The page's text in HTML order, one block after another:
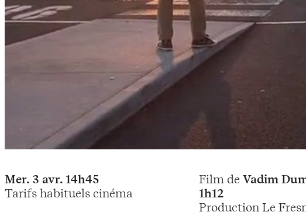
Mer. 3 avr. 14h45
Tarifs habituels cinéma
Film de Vadim
1h12
Production Le